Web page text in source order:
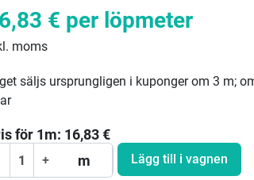
€ per löpmeter
moms
säljs ursprungligen i kuponger om 3 m;
för 1m: 16,83€
+ m Lägg till i vagnen